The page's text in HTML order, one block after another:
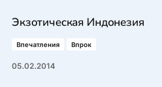
Экзотическая Индонезия
Впечатления Впрок
05.02.2014